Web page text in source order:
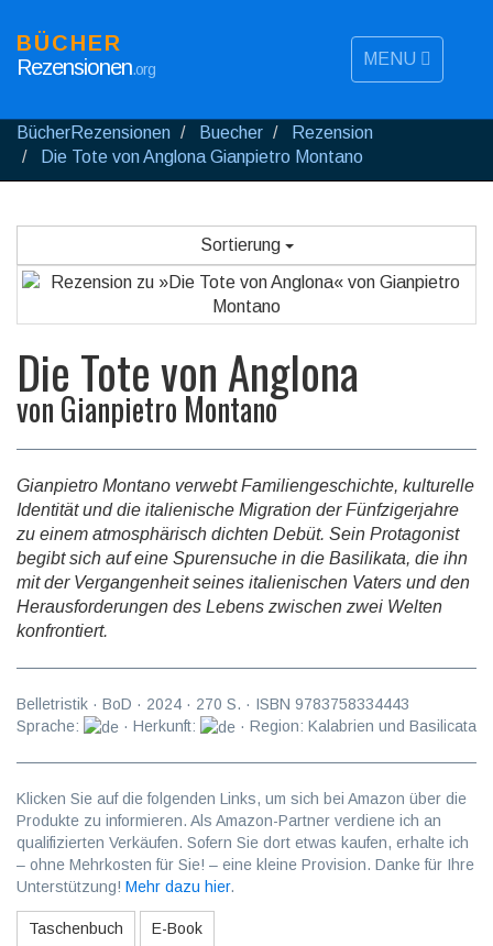
MENU
BÜCHER
Rezensionen.org
BücherRezensionen Buecher
Rezension
Die Tote von Anglona Gianpietro Montano
Sortierung
Die Tote von Anglona
vonGianpietro Montano
Gianpietro Montano verwebt Familiengeschichte, kulturelle
Identität und die italienische Migration der Fünfzigerjahre
zu einem atmosphärisch dichten Debüt. Sein Protagonist
begibt sich auf eine Spurensuche in die Basilikata, die ihn
mit der Vergangenheit seines italienischen Vaters und den
Herausforderungen des Lebens zwischen zwei Welten
konfrontiert.
Belletristik · BoD · 2024 · 270 S. · ISBN 9783758334443
Sprache:
· Herkunft: · Region: Kalabrien und Basilicata
Klicken Sie auf die folgenden Links, um sich bei Amazon über die
Produkte zu informieren. Als Amazon-Partner verdiene ich an
qualifizierten Verkäufen. Sofern Sie dort etwas kaufen, erhalte ich
– ohne Mehrkosten für Sie! – eine kleine Provision. Danke für Ihre
Unterstützung! Mehr dazu hier.
Taschenbuch E-Book